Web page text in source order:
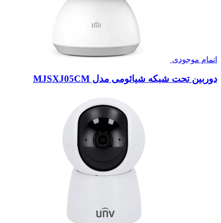
اتمام موجودی
دوربین تحت شبکه شیائومی مدل MJSXJ05CM